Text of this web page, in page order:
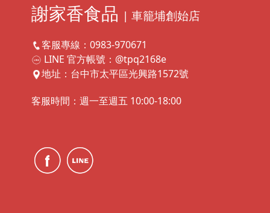
謝家香食品 | 車籠埔創始店
客服專線：0983-970671
LINE 官方帳號：@tpq2168e
地址：台中市太平區光興路1572號
客服時間：週一至週五 10:00-18:00